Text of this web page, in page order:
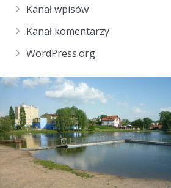
Kanał wpisów
Kanał komentarzy
WordPress.org